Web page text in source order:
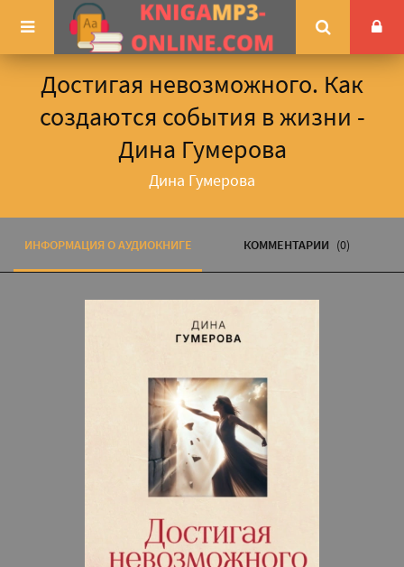
Достигая невозможного. Как
создаются события в жизни -
Дина Гумерова
Дина Гумерова
ИНФОРМАЦИЯ О АУДИОКНИГЕ КОММЕНТАРИИ (0)